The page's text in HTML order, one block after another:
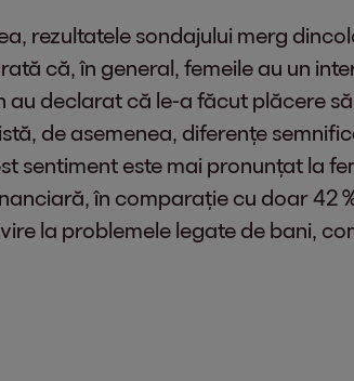
rezultatele sondajului merg
că, în general, femeile au un
au declarat că le-a făcut plăcere
de asemenea, diferențe
sentiment este mai pronunțat la
în comparație cu doar 42
la problemele legate de bani,